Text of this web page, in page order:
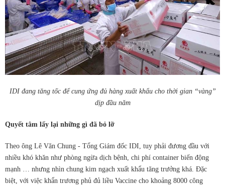
IDI đang tăng tốc để cung ứng đủ hàng xuất khẩu cho thời gian “vàng”
dịp đầu năm
Quyết tâm lấy lại những gì đã bỏ lỡ
Theo ông Lê Văn Chung - Tổng Giám đốc IDI, tuy phải đương đầu với
nhiều khó khăn như phòng ngừa dịch bệnh, chi phí container biến động
mạnh … nhưng nhìn chung kim ngạch xuất khẩu tăng trưởng khá. Đặc
biệt, với việc khẩn trương phủ đủ liều Vaccine cho khoảng 8000 công